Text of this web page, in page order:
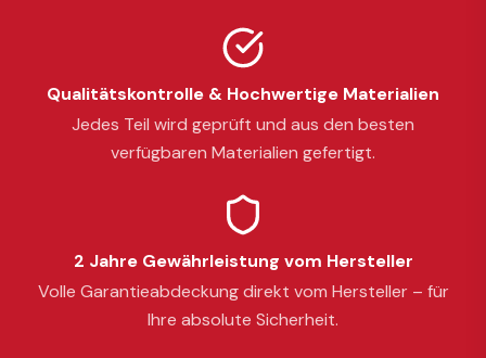
Qualitätskontrolle & Hochwertige Materialien
Jedes Teil wird geprüft und aus den besten
verfügbaren Materialien gefertigt.
2 Jahre Gewährleistung vom Hersteller
Volle Garantieabdeckung direkt vom Hersteller – für
Ihre absolute Sicherheit.